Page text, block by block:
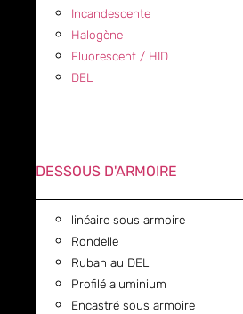
Incandescente
Halogène
Fluorescent / HID
DEL
DESSOUS D'ARMOIRE
linéaire sous armoire
Rondelle
Ruban au DEL
Profilé aluminium
Encastré sous armoire